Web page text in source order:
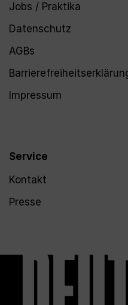
Jobs / Praktika
Datenschutz
AGBs
Impressum
Service
Kontakt
Presse